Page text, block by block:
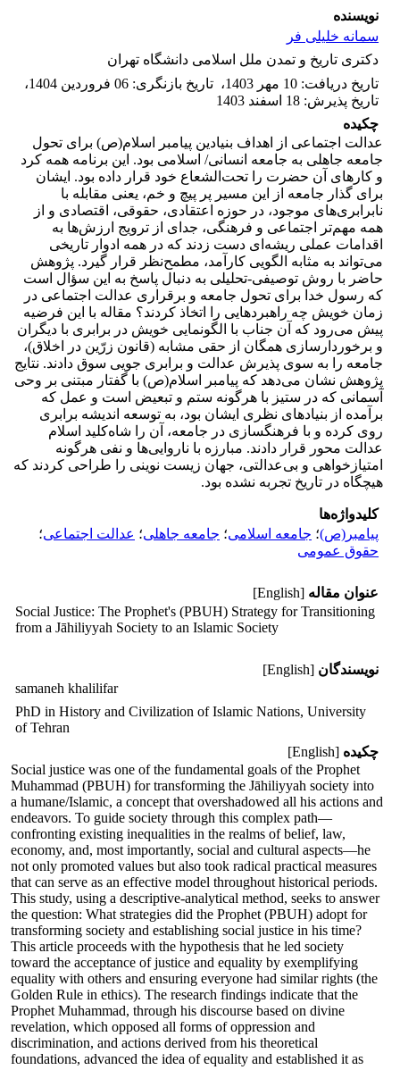
نویسنده
سمانه خلیلی فر
دکتری تاریخ و تمدن ملل اسلامی دانشگاه تهران
تاریخ دریافت: 10 مهر 1403 ، تاریخ بازنگری: 06 فروردین 1404
،
تاریخ پذیرش: 18 اسفند 1403
چکیده
عدالت اجتماعی از اهداف بنیادین پیامبر اسلام(ص) برای تحول
جامعه جاهلی به جامعه انسانی/ اسلامی بود. این برنامه همه کرد
و کارهای آن حضرت را تحت‌الشعاع خود قرار داده بود. ایشان
برای گذار جامعه از این مسیر پر پیچ و خم،‌ یعنی مقابله با
نابرابری‌های موجود، در حوزه اعتقادی، حقوقی، اقتصادی و از
همه مهم‌تر اجتماعی و فرهنگی، جدای از ترویج ارزش‌ها به
اقدامات عملی ریشه‌ای دست زدند که در همه ادوار تاریخی
می‌تواند به­ مثابه الگویی کارآمد، مطمح‌نظر قرار گیرد. پژوهش
حاضر با روش توصیفی-تحلیلی به دنبال پاسخ به این سؤال است
که رسول خدا برای تحول جامعه و برقراری عدالت اجتماعی در
زمان خویش چه راهبردهایی را اتخاذ کردند؟ مقاله با این فرضیه
پیش می‌رود که آن­ جناب با الگونمایی خویش در برابری با دیگران
و برخوردارسازی همگان از حقی مشابه (قانون زرّین در اخلاق)،
جامعه را به سوی پذیرش عدالت و برابری­ جویی سوق دادند. نتایج
پژوهش نشان می‌‎دهد که پیامبر اسلام(ص) با گفتار مبتنی ­بر وحی
آسمانی که در ستیز با هرگونه ستم و تبعیض است و عمل که
برآمده از بنیادهای نظری ایشان بود، به توسعه اندیشه برابری
روی کرده و با فرهنگ­سازی در جامعه، آن را شاه‌کلید اسلام
عدالت محور قرار دادند. مبارزه با ناروایی‌ها و نفی هرگونه
امتیازخواهی و بی‌عدالتی، جهان زیست نوینی را طراحی کردند که
هیچگاه در تاریخ تجربه نشده بود.
کلیدواژه‌ها
پیامبر(ص)؛ جامعه اسلامی؛ جامعه جاهلی؛ عدالت اجتماعی؛
حقوق عمومی
عنوان مقاله [English]
Social Justice: The Prophet's (PBUH) Strategy for Transitioning
from a Jāhiliyyah Society to an Islamic Society
نویسندگان [English]
samaneh khalilifar
PhD in History and Civilization of Islamic Nations, University
of Tehran
چکیده [English]
Social justice was one of the fundamental goals of the Prophet
Muhammad (PBUH) for transforming the Jāhiliyyah society into
a humane/Islamic, a concept that overshadowed all his actions and
endeavors. To guide society through this complex path—
confronting existing inequalities in the realms of belief, law,
economy, and, most importantly, social and cultural aspects—he
not only promoted values but also took radical practical measures
that can serve as an effective model throughout historical periods.
This study, using a descriptive-analytical method, seeks to answer
the question: What strategies did the Prophet (PBUH) adopt for
transforming society and establishing social justice in his time?
This article proceeds with the hypothesis that he led society
toward the acceptance of justice and equality by exemplifying
equality with others and ensuring everyone had similar rights (the
Golden Rule in ethics). The research findings indicate that the
Prophet Muhammad, through his discourse based on divine
revelation, which opposed all forms of oppression and
discrimination, and actions derived from his theoretical
foundations, advanced the idea of equality and established it as